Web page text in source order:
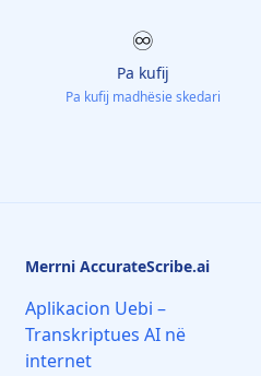
♾️
Pa kufij
Pa kufij madhësie skedari
Merrni AccurateScribe.ai
Aplikacion Uebi –
Transkriptues AI në
internet